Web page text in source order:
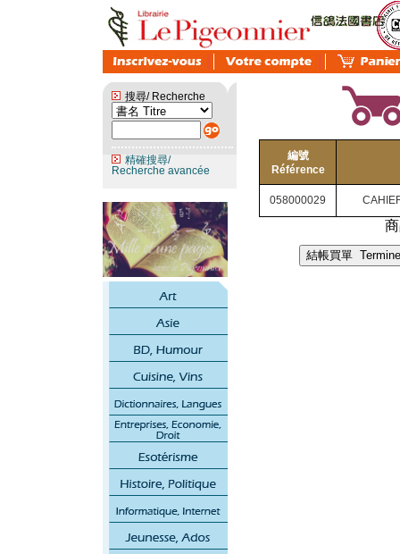
搜尋/ Recherche
精確搜尋/
Recherche avancée
編號
Référence
058000029